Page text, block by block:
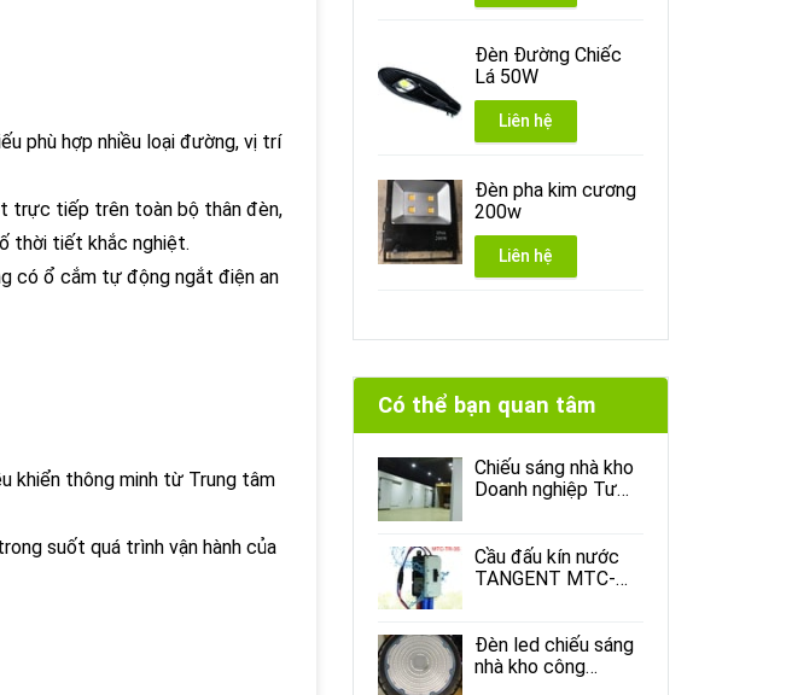
phù hợp nhiều loại đường, vị trí
trực tiếp trên toàn bộ thân đèn,
thời tiết khắc nghiệt.
có ổ cắm tự động ngắt điện an
khiển thông minh từ Trung tâm
suốt quá trình vận hành của
Đèn Đường Chiếc
Lá 50W
Liên hệ
Đèn pha kim cương
200w
Liên hệ
Có thể bạn quan tâm
Chiếu sáng nhà kho
Doanh nghiệp Tư
Cầu đấu kín nước
TANGENT MTC-
Đèn led chiếu sáng
nhà kho công